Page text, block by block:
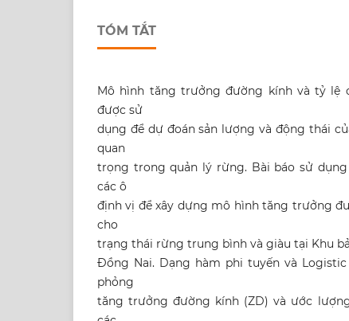
TÓM TẮT
Mô hình tăng trưởng đường kính và tỷ lệ
được sử
dụng để dự đoán sản lượng và động thái
quan
trọng trong quản lý rừng. Bài báo sử
các ô
định vị để xây dựng mô hình tăng trưởng
cho
trạng thái rừng trung bình và giàu tại Khu
Đồng Nai. Dạng hàm phi tuyến và
phỏng
tăng trưởng đường kính (ZD) và ước